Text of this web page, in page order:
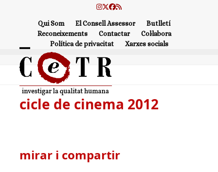
Instagram
Twitter
Facebook
RSS
Qui Som El Consell Assessor
Butlletí
Reconeixements
Contactar
Col·labora
Política de privacitat
Xarxes socials
Open
mobile
menu
Close
mobile
menu
cicle de cinema 2012
mirar i compartir